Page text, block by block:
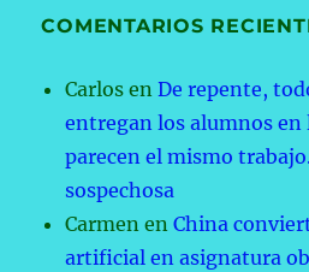
COMENTARIOS
Carlos enDe repente,
entregan los alumnos en
parecen el mismo
sospechosa
Carmen enChina
artificial en asignatura